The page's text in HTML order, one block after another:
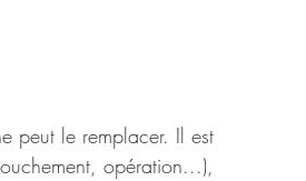
peut le remplacer. Il est
opération...),